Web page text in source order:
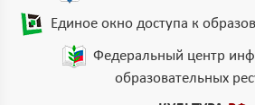
Единое окно доступа к
Федеральный центр
образовательных